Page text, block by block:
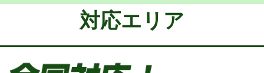
め込み）)
給水管工事※（土の掘削・埋め戻し作
11,000円
給水管工事※（塩ビ管（VP・HI）使
対応エリア